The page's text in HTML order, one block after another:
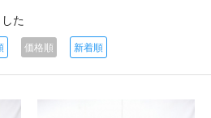
た
価格順 新着順